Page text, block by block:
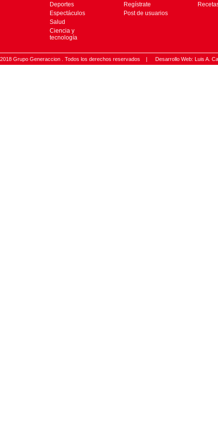
Deportes
Espectáculos
Salud
Ciencia y
tecnología
Regístrate
Post de usuarios
2018 Grupo Generaccion . Todos los derechos reservados | Desarrollo Web: Luis